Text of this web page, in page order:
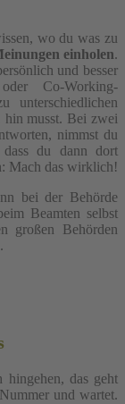
wo du was zu
einholen.
und besser
Co-Working-
unterschiedlichen
hin musst. Bei zwei
nimmst du
du dann dort
Mach das wirklich!
bei der Behörde
Beamten selbst
großen Behörden
das geht
und wartet.